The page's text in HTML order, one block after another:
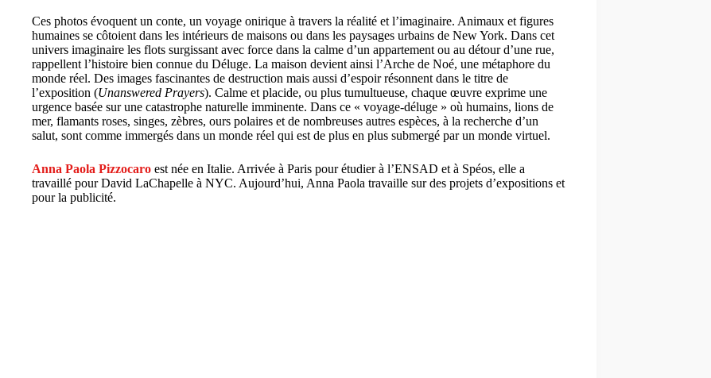
Ces photos évoquent un conte, un voyage onirique à travers la réalité et l’imaginaire. Animaux et figures
humaines se côtoient dans les intérieurs de maisons ou dans les paysages urbains de New York. Dans cet
univers imaginaire les flots surgissant avec force dans la calme d’un appartement ou au détour d’une rue,
rappellent l’histoire bien connue du Déluge. La maison devient ainsi l’Arche de Noé, une métaphore du
monde réel. Des images fascinantes de destruction mais aussi d’espoir résonnent dans le titre de
l’exposition (Unanswered Prayers). Calme et placide, ou plus tumultueuse, chaque œuvre exprime une
urgence basée sur une catastrophe naturelle imminente. Dans ce « voyage-déluge » où humains, lions de
mer, flamants roses, singes, zèbres, ours polaires et de nombreuses autres espèces, à la recherche d’un
salut, sont comme immergés dans un monde réel qui est de plus en plus submergé par un monde virtuel.
Anna Paola Pizzocaro est née en Italie. Arrivée à Paris pour étudier à l’ENSAD et à Spéos, elle a
travaillé pour David LaChapelle à NYC. Aujourd’hui, Anna Paola travaille sur des projets d’expositions et
pour la publicité.